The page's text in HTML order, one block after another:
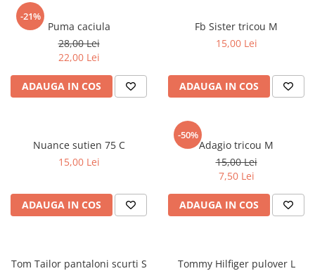
Pulovere
Rochii
Sacouri si Costume
Salopete
Sport
-21%
Puma caciula
28,00 Lei
22,00 Lei
ADAUGA IN COS
Fb Sister tricou M
15,00 Lei
ADAUGA IN COS
Nuance sutien 75 C
15,00 Lei
ADAUGA IN COS
-50%
Adagio tricou M
15,00 Lei
7,50 Lei
ADAUGA IN COS
Tom Tailor pantaloni scurti S
Tommy Hilfiger pulover L